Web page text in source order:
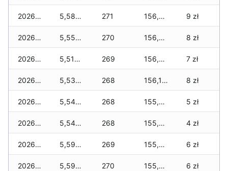
2026-07-02 5,580 zł 271 156,810 zł 9 zł
2026-07-01 5,550 zł 270 156,360 zł 8 zł
2026-06-30 5,510 zł 269 156,300 zł 7 zł
2026-06-28 5,530 zł 268 156,150 zł 8 zł
2026-06-27 5,540 zł 268 155,950 zł 5 zł
2026-06-26 5,540 zł 268 155,800 zł 4 zł
2026-06-25 5,590 zł 269 155,610 zł 6 zł
2026-06-24 5,590 zł 270 155,530 zł 6 zł